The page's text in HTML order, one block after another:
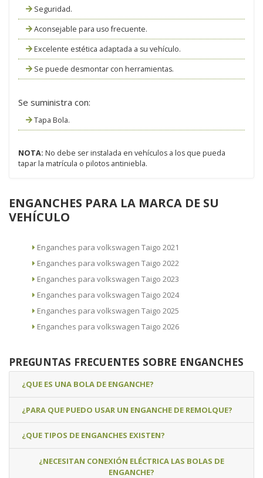
Seguridad.
Aconsejable para uso frecuente.
Excelente estética adaptada a su vehículo.
Se puede desmontar con herramientas.
Se suministra con:
Tapa Bola.
NOTA: No debe ser instalada en vehículos a los que pueda
tapar la matrícula o pilotos antiniebla.
ENGANCHES PARA LA MARCA DE SU
VEHÍCULO
Enganches para volkswagen Taigo 2021
Enganches para volkswagen Taigo 2022
Enganches para volkswagen Taigo 2023
Enganches para volkswagen Taigo 2024
Enganches para volkswagen Taigo 2025
Enganches para volkswagen Taigo 2026
PREGUNTAS FRECUENTES SOBRE ENGANCHES
¿QUE ES UNA BOLA DE ENGANCHE?
¿PARA QUE PUEDO USAR UN ENGANCHE DE REMOLQUE?
¿QUE TIPOS DE ENGANCHES EXISTEN?
¿NECESITAN CONEXIÓN ELÉCTRICA LAS BOLAS DE
ENGANCHE?